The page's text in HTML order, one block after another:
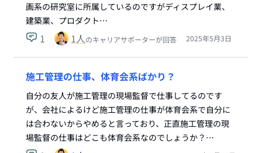
画系の研究室に所属しているのですがディスプレイ業、
建築業、プロダクト…
1 1人のキャリアサポーターが回答 2025年5月3日
施工管理の仕事、体育会系ばかり？
自分の友人が施工管理の現場監督で仕事してるのです
が、会社によるけど施工管理の仕事が体育会系で自分に
は合わないからやめると言っており、正直施工管理の現
場監督の仕事はどこも体育会系なのでしょうか？…